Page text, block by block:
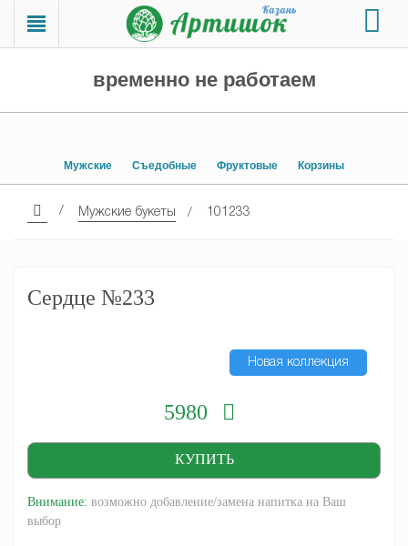
временно не работаем
Мужские Съедобные Фруктовые Корзины
Мужские букеты 101233
Новая коллекция
Сердце №233
5980
Внимание: возможно добавление/замена напитка на Ваш
выбор